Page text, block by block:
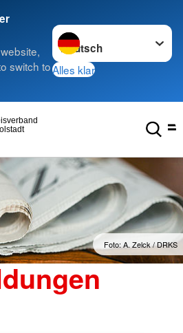
switch to
Sprache wechseln zu
Alles klar
Foto: A. Zelck / DRKS